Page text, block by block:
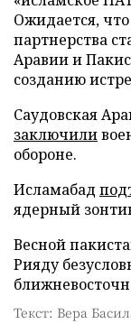
Ожидается,
партнерства
Аравии и
созданию
Саудовская
заключили
обороне.
Исламабад
ядерный
Весной
Рияду
Текст: Вера